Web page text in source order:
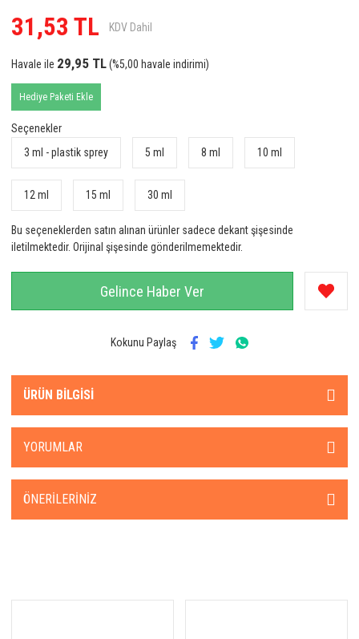
31,53 TL KDV Dahil
Havale ile 29,95 TL(%5,00 havale indirimi)
Hediye Paketi Ekle
Seçenekler
3 ml - plastik sprey
5 ml 8 ml 10 ml
12 ml 15 ml 30 ml
Bu seçeneklerden satın alınan ürünler sadece dekant şişesinde
iletilmektedir. Orijinal şişesinde gönderilmemektedir.
Gelince Haber Ver
Kokunu Paylaş
ÜRÜN BILGISI
YORUMLAR
ÖNERILERINIZ